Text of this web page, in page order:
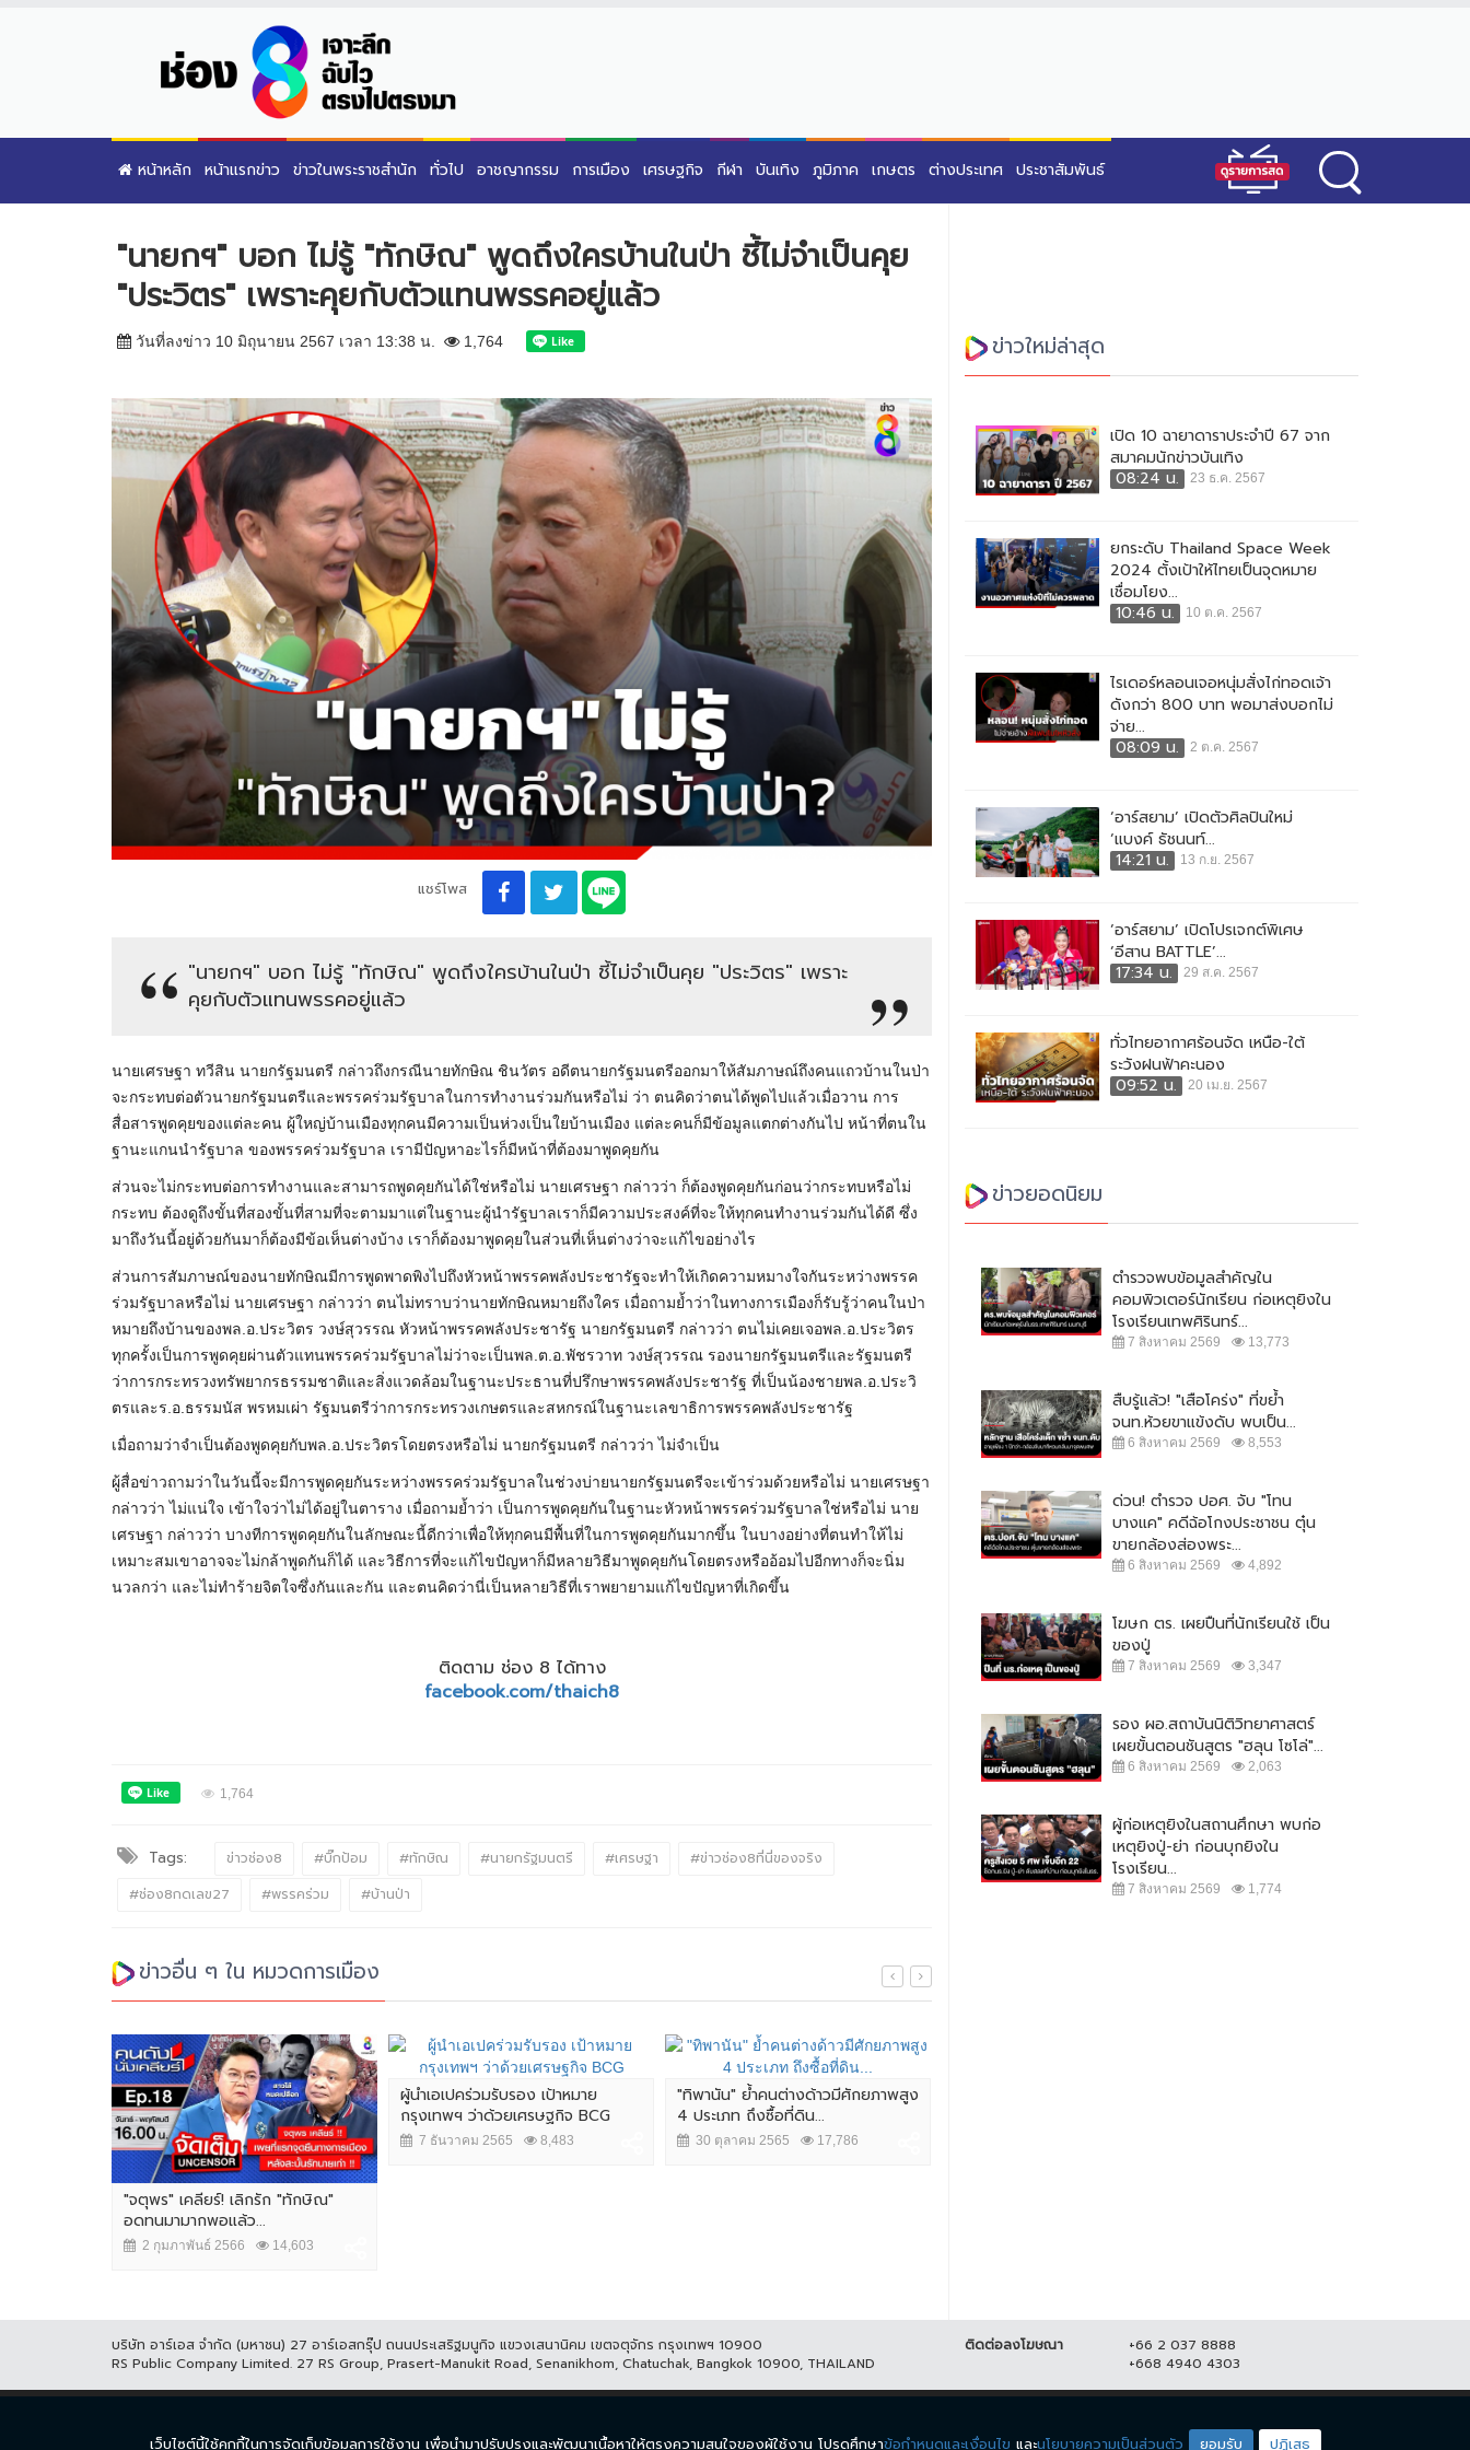
หน้าหลัก หน้าแรกข่าว ข่าวในพระราชสำนัก ทั่วไป อาชญากรรม การเมือง เศรษฐกิจ กีฬา บันเทิง ภูมิภาค เกษตร ต่างประเทศ ประชาสัมพันธ์
"นายกฯ" บอก ไม่รู้ "ทักษิณ" พูดถึงใครบ้านในป่า ชี้ไม่จำเป็นคุย
"ประวิตร" เพราะคุยกับตัวแทนพรรคอยู่แล้ว
วันที่ลงข่าว 10 มิถุนายน 2567 เวลา 13:38 น. 1,764
แชร์โพส
"นายกฯ" บอก ไม่รู้ "ทักษิณ" พูดถึงใครบ้านในป่า ชี้ไม่จำเป็นคุย "ประวิตร" เพราะ
คุยกับตัวแทนพรรคอยู่แล้ว
นายเศรษฐา ทวีสิน นายกรัฐมนตรี กล่าวถึงกรณีนายทักษิณ ชินวัตร อดีตนายกรัฐมนตรีออกมาให้สัมภาษณ์ถึงคนแถวบ้านในป่า
จะกระทบต่อตัวนายกรัฐมนตรีและพรรคร่วมรัฐบาลในการทำงานร่วมกันหรือไม่ ว่า ตนคิดว่าตนได้พูดไปแล้วเมื่อวาน การ
สื่อสารพูดคุยของแต่ละคน ผู้ใหญ่บ้านเมืองทุกคนมีความเป็นห่วงเป็นใยบ้านเมือง แต่ละคนก็มีข้อมูลแตกต่างกันไป หน้าที่ตนใน
ฐานะแกนนำรัฐบาล ของพรรคร่วมรัฐบาล เรามีปัญหาอะไรก็มีหน้าที่ต้องมาพูดคุยกัน
ส่วนจะไม่กระทบต่อการทำงานและสามารถพูดคุยกันได้ใช่หรือไม่ นายเศรษฐา กล่าวว่า ก็ต้องพูดคุยกันก่อนว่ากระทบหรือไม่
กระทบ ต้องดูถึงขั้นที่สองขั้นที่สามที่จะตามมาแต่ในฐานะผู้นำรัฐบาลเราก็มีความประสงค์ที่จะให้ทุกคนทำงานร่วมกันได้ดี ซึ่ง
มาถึงวันนี้อยู่ด้วยกันมาก็ต้องมีข้อเห็นต่างบ้าง เราก็ต้องมาพูดคุยในส่วนที่เห็นต่างว่าจะแก้ไขอย่างไร
ส่วนการสัมภาษณ์ของนายทักษิณมีการพูดพาดพิงไปถึงหัวหน้าพรรคพลังประชารัฐจะทำให้เกิดความหมางใจกันระหว่างพรรค
ร่วมรัฐบาลหรือไม่ นายเศรษฐา กล่าวว่า ตนไม่ทราบว่านายทักษิณหมายถึงใคร เมื่อถามย้ำว่าในทางการเมืองก็รับรู้ว่าคนในป่า
หมายถึงบ้านของพล.อ.ประวิตร วงษ์สุวรรณ หัวหน้าพรรคพลังประชารัฐ นายกรัฐมนตรี กล่าวว่า ตนไม่เคยเจอพล.อ.ประวิตร
ทุกครั้งเป็นการพูดคุยผ่านตัวแทนพรรคร่วมรัฐบาลไม่ว่าจะเป็นพล.ต.อ.พัชรวาท วงษ์สุวรรณ รองนายกรัฐมนตรีและรัฐมนตรี
ว่าการกระทรวงทรัพยากรธรรมชาติและสิ่งแวดล้อมในฐานะประธานที่ปรึกษาพรรคพลังประชารัฐ ที่เป็นน้องชายพล.อ.ประวิ
ตรและร.อ.ธรรมนัส พรหมเผ่า รัฐมนตรีว่าการกระทรวงเกษตรและสหกรณ์ในฐานะเลขาธิการพรรคพลังประชารัฐ
เมื่อถามว่าจำเป็นต้องพูดคุยกับพล.อ.ประวิตรโดยตรงหรือไม่ นายกรัฐมนตรี กล่าวว่า ไม่จำเป็น
ผู้สื่อข่าวถามว่าในวันนี้จะมีการพูดคุยกันระหว่างพรรคร่วมรัฐบาลในช่วงบ่ายนายกรัฐมนตรีจะเข้าร่วมด้วยหรือไม่ นายเศรษฐา
กล่าวว่า ไม่แน่ใจ เข้าใจว่าไม่ได้อยู่ในตาราง เมื่อถามย้ำว่า เป็นการพูดคุยกันในฐานะหัวหน้าพรรคร่วมรัฐบาลใช่หรือไม่ นาย
เศรษฐา กล่าวว่า บางทีการพูดคุยกันในลักษณะนี้ดีกว่าเพื่อให้ทุกคนมีพื้นที่ในการพูดคุยกันมากขึ้น ในบางอย่างที่ตนทำให้ไม่
เหมาะสมเขาอาจจะไม่กล้าพูดกันก็ได้ และวิธีการที่จะแก้ไขปัญหาก็มีหลายวิธีมาพูดคุยกันโดยตรงหรืออ้อมไปอีกทางก็จะนิ่ม
นวลกว่า และไม่ทำร้ายจิตใจซึ่งกันและกัน และตนคิดว่านี่เป็นหลายวิธีที่เราพยายามแก้ไขปัญหาที่เกิดขึ้น
ติดตาม ช่อง 8 ได้ทาง
facebook.com/thaich8
1,764
Tags: ข่าวช่อง8 #บิ๊กป้อม #ทักษิณ #นายกรัฐมนตรี #เศรษฐา
#ข่าวช่อง8ที่นี่ของจริง
#ช่อง8กดเลข27
#พรรคร่วม #บ้านป่า
ข่าวอื่น ๆ ใน หมวดการเมือง
"จตุพร" เคลียร์! เลิกรัก "ทักษิณ"
อดทนมามากพอแล้ว...
2 กุมภาพันธ์ 2566 14,603
ผู้นำเอเปคร่วมรับรอง เป้าหมาย
กรุงเทพฯ ว่าด้วยเศรษฐกิจ BCG
7 ธันวาคม 2565 8,483
"ทิพานัน" ย้ำคนต่างด้าวมีศักยภาพสูง
4 ประเภท ถึงซื้อที่ดิน...
30 ตุลาคม 2565 17,786
ข่าวใหม่ล่าสุด
เปิด 10 ฉายาดาราประจำปี 67 จาก
สมาคมนักข่าวบันเทิง
08:24 น.
23 ธ.ค. 2567
ยกระดับ Thailand Space Week
2024 ตั้งเป้าให้ไทยเป็นจุดหมาย
เชื่อมโยง...
10:46 น.
10 ต.ค. 2567
ไรเดอร์หลอนเจอหนุ่มสั่งไก่ทอดเจ้า
ดังกว่า 800 บาท พอมาส่งบอกไม่
จ่าย...
08:09 น.
2 ต.ค. 2567
‘อาร์สยาม’ เปิดตัวศิลปินใหม่
‘แบงค์ ธัชนนท์...
14:21 น.
13 ก.ย. 2567
‘อาร์สยาม’ เปิดโปรเจกต์พิเศษ
‘อีสาน BATTLE’...
17:34 น.
29 ส.ค. 2567
ทั่วไทยอากาศร้อนจัด เหนือ-ใต้
ระวังฝนฟ้าคะนอง
09:52 น.
20 เม.ย. 2567
ข่าวยอดนิยม
ตำรวจพบข้อมูลสำคัญใน
คอมพิวเตอร์นักเรียน ก่อเหตุยิงใน
โรงเรียนเทพศิรินทร์...
7 สิงหาคม 2569 13,773
สืบรู้แล้ว! "เสือโคร่ง" ที่ขย้ำ
จนท.ห้วยขาแข้งดับ พบเป็น...
6 สิงหาคม 2569 8,553
ด่วน! ตำรวจ ปอศ. จับ "โทน
บางแค" คดีฉ้อโกงประชาชน ตุ๋น
ขายกล้องส่องพระ...
6 สิงหาคม 2569 4,892
โฆษก ตร. เผยปืนที่นักเรียนใช้ เป็น
ของปู่
7 สิงหาคม 2569 3,347
รอง ผอ.สถาบันนิติวิทยาศาสตร์
เผยขั้นตอนชันสูตร "ฮลุน โซโล่"...
6 สิงหาคม 2569 2,063
ผู้ก่อเหตุยิงในสถานศึกษา พบก่อ
เหตุยิงปู่-ย่า ก่อนบุกยิงใน
โรงเรียน...
7 สิงหาคม 2569 1,774
บริษัท อาร์เอส จำกัด (มหาชน) 27 อาร์เอสกรุ๊ป ถนนประเสริฐมนูกิจ แขวงเสนานิคม เขตจตุจักร กรุงเทพฯ 10900
RS Public Company Limited. 27 RS Group, Prasert-Manukit Road, Senanikhom, Chatuchak, Bangkok 10900, THAILAND
ติดต่อลงโฆษณา
+66 2 037 8888
+668 4940 4303
ละคร มีเดียโซน
เว็บไซต์นี้ใช้คุกกี้ในการจัดเก็บข้อมูลการใช้งาน เพื่อนำมาปรับปรุงและพัฒนาเนื้อหาให้ตรงความสนใจของผู้ใช้งาน โปรดศึกษาข้อกำหนดและเงื่อนไข และนโยบายความเป็นส่วนตัว ยอมรับ ปฏิเสธ